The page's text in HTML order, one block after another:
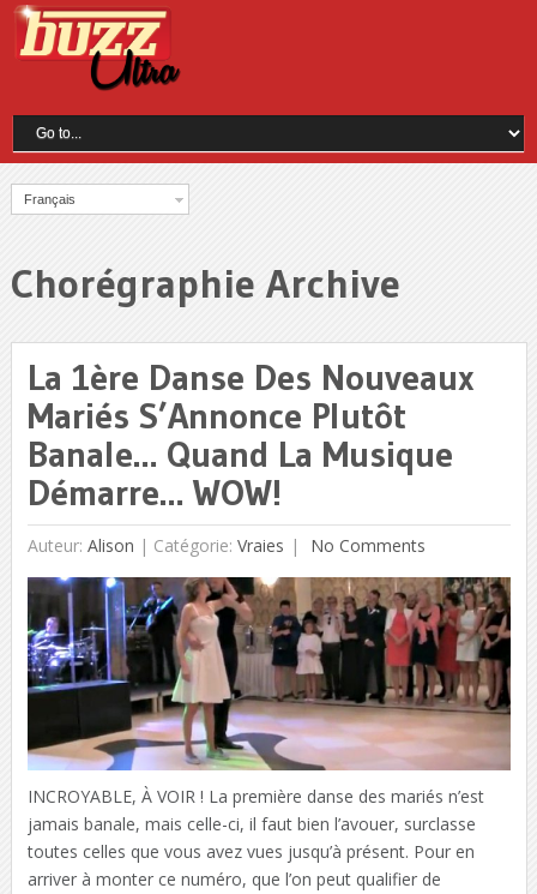
Français
Chorégraphie Archive
La 1ère Danse Des Nouveaux
Mariés S’Annonce Plutôt
Banale… Quand La Musique
Démarre… WOW!
Auteur: Alison | Catégorie: Vraies No Comments
INCROYABLE, À VOIR ! La première danse des mariés n’est
jamais banale, mais celle-ci, il faut bien l’avouer, surclasse
toutes celles que vous avez vues jusqu’à présent. Pour en
arriver à monter ce numéro, que l’on peut qualifier de